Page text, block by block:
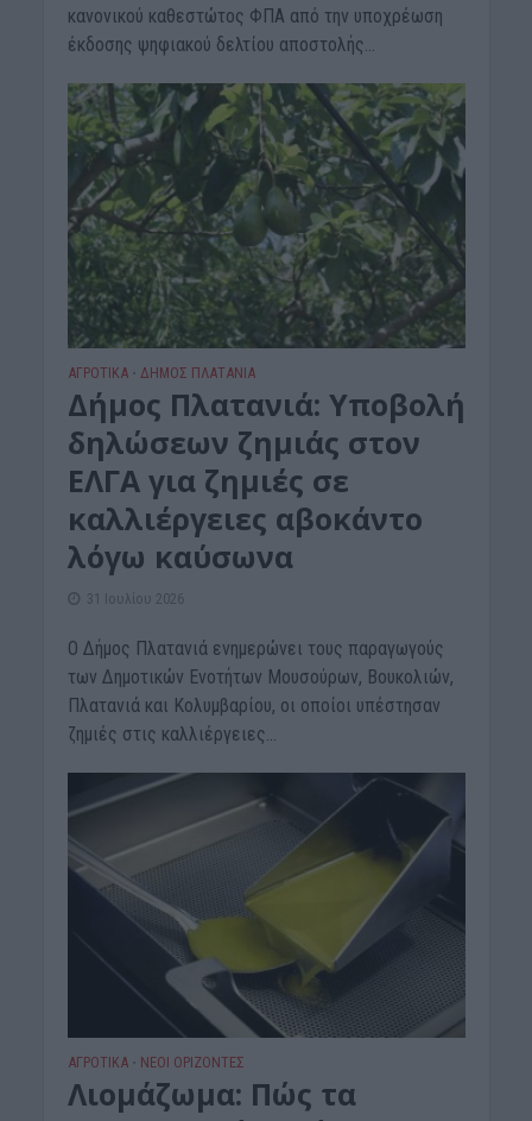
κανονικού καθεστώτος ΦΠΑ από την υποχρέωση
έκδοσης ψηφιακού δελτίου αποστολής...
ΑΓΡΟΤΙΚΑ • ΔΉΜΟΣ ΠΛΑΤΑΝΙΆ
Δήμος Πλατανιά: Υποβολή
δηλώσεων ζημιάς στον
ΕΛΓΑ για ζημιές σε
καλλιέργειες αβοκάντο
λόγω καύσωνα
31 Ιουλίου 2026
Ο Δήμος Πλατανιά ενημερώνει τους παραγωγούς
των Δημοτικών Ενοτήτων Μουσούρων, Βουκολιών,
Πλατανιά και Κολυμβαρίου, οι οποίοι υπέστησαν
ζημιές στις καλλιέργειες...
ΑΓΡΟΤΙΚΑ • ΝΕΟΙ ΟΡΙΖΟΝΤΕΣ
Λιομάζωμα: Πώς τα